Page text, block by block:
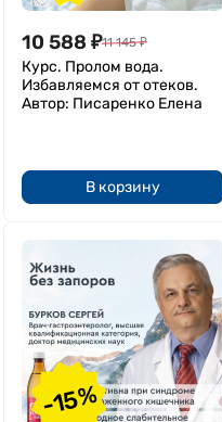
10 588 ₽11 145 ₽
Курс. Пролом вода.
Избавляемся от отеков.
Автор: Писаренко Елена
В корзину
-15%